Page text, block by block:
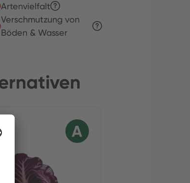
Artenvielfalt
Verschmutzung von
Böden & Wasser